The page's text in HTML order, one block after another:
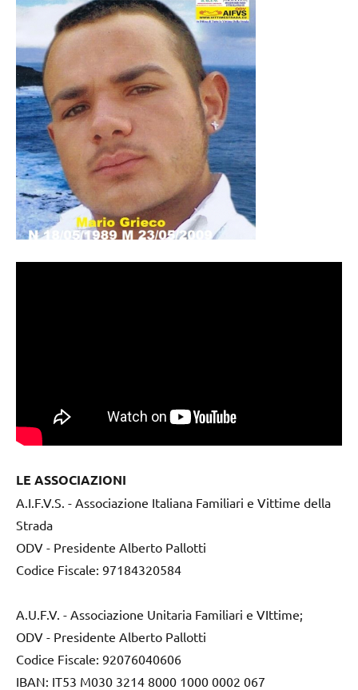
LE ASSOCIAZIONI
A.I.F.V.S. - Associazione Italiana Familiari e Vittime della
Strada
ODV - Presidente Alberto Pallotti
Codice Fiscale: 97184320584
A.U.F.V. - Associazione Unitaria Familiari e VIttime;
ODV - Presidente Alberto Pallotti
Codice Fiscale: 92076040606
IBAN: IT53 M030 3214 8000 1000 0002 067